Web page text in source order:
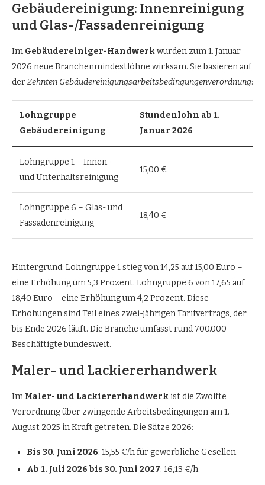
Gebäudereinigung: Innenreinigung
und Glas-/Fassadenreinigung
Im Gebäudereiniger-Handwerkwurden zum 1. Januar
2026 neue Branchenmindestlöhne wirksam. Sie basieren auf
derZehnten Gebäudereinigungsarbeitsbedingungenverordnung:
Lohngruppe
Gebäudereinigung
Stundenlohn ab 1.
Januar 2026
Lohngruppe 1 – Innen-
und Unterhaltsreinigung
15,00 €
Lohngruppe 6 – Glas- und
Fassadenreinigung
18,40 €
Hintergrund: Lohngruppe 1 stieg von 14,25 auf 15,00 Euro –
eine Erhöhung um 5,3 Prozent. Lohngruppe 6 von 17,65 auf
18,40 Euro – eine Erhöhung um 4,2 Prozent. Diese
Erhöhungen sind Teil eines zwei-jährigen Tarifvertrags, der
bis Ende 2026 läuft. Die Branche umfasst rund 700.000
Beschäftigte bundesweit.
Maler- und Lackiererhandwerk
Im Maler- und Lackiererhandwerk ist die Zwölfte
Verordnung über zwingende Arbeitsbedingungen am 1.
August 2025 in Kraft getreten. Die Sätze 2026:
Bis 30. Juni 2026: 15,55 €/h für gewerbliche Gesellen
Ab 1. Juli 2026 bis 30. Juni 2027: 16,13 €/h